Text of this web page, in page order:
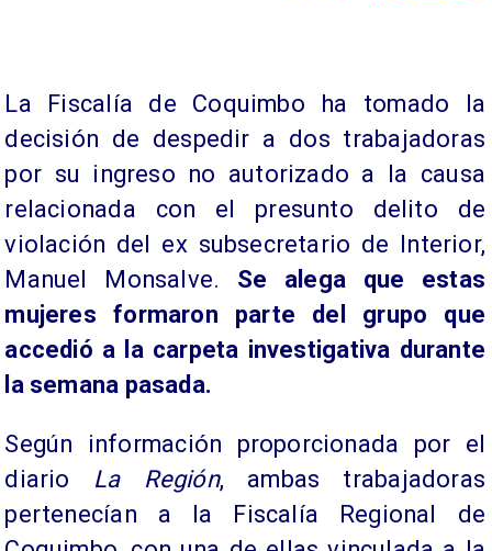
La Fiscalía de Coquimbo ha tomado la
decisión de despedir a dos trabajadoras
por su ingreso no autorizado a la causa
relacionada con el presunto delito de
violación del ex subsecretario de Interior,
Manuel Monsalve. Se alega que estas
mujeres formaron parte del grupo que
accedió a la carpeta investigativa durante
la semana pasada.
Según información proporcionada por el
diario La Región, ambas trabajadoras
pertenecían a la Fiscalía Regional de